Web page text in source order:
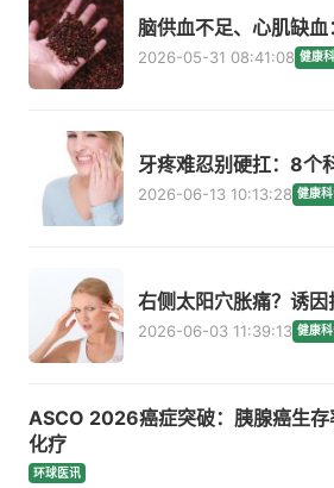
脑供血不足、心肌缺
2026-05-31 08:41:08 健康
牙疼难忍别硬扛：8个
2026-06-13 10:13:28 健康
右侧太阳穴胀痛？诱
2026-06-03 11:39:13 健康
ASCO 2026癌症突破：胰腺癌生存
化疗
环球医讯